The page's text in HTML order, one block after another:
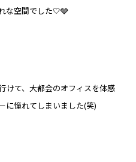
な空間でした🤍🩶
けて、大都会のオフィスを体感
に憧れてしまいました(笑)